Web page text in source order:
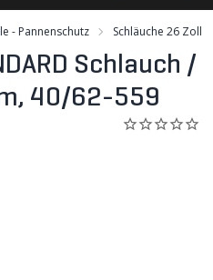
- Pannenschutz Schläuche 26 Zoll
Schlauch /
40/62-559